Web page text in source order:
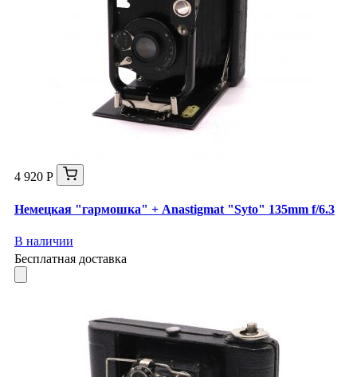
4 920 Р
Немецкая "гармошка" + Anastigmat "Syto" 135mm f/6.3
В наличии
Бесплатная доставка